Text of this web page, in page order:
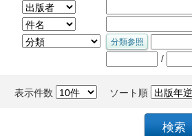
/
表示件数 ソート順